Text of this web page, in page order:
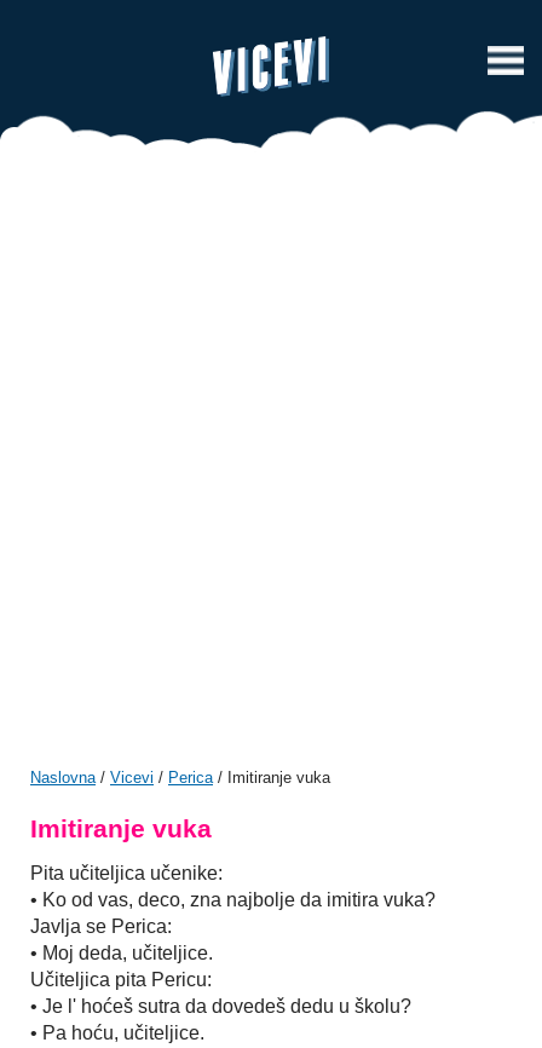
Naslovna/ Vicevi / Perica/ Imitiranje vuka
Imitiranje vuka
Pita učiteljica učenike:
• Ko od vas, deco, zna najbolje da imitira vuka?
Javlja se Perica:
• Moj deda, učiteljice.
Učiteljica pita Pericu:
• Je l' hoćeš sutra da dovedeš dedu u školu?
• Pa hoću, učiteljice.